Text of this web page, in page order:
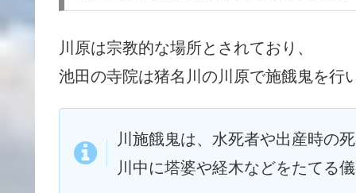
川原は宗教的な場所とされており、
池田の寺院は猪名川の川原で施餓鬼を行
川施餓鬼は、水死者や出産時の
川中に塔婆や経木などをたてる